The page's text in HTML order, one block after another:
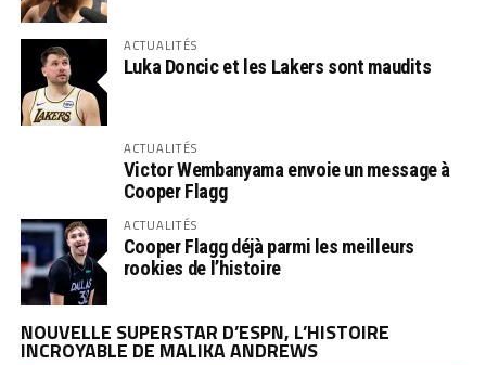
ACTUALITÉS
Luka Doncic et les Lakers sont maudits
ACTUALITÉS
Victor Wembanyama envoie un message à
Cooper Flagg
ACTUALITÉS
Cooper Flagg déjà parmi les meilleurs
rookies de l’histoire
NOUVELLE SUPERSTAR D’ESPN, L’HISTOIRE
INCROYABLE DE MALIKA ANDREWS